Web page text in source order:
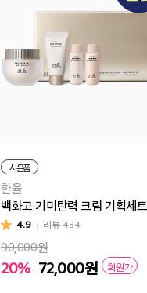
사은품
한율
백화고 기미탄력 크림 기획세트
4.9 리뷰 434
90,000원
20% 72,000원 회원가